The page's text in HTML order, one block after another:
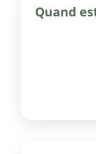
Quand